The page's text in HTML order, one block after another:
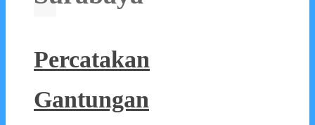
Percatakan
Gantungan